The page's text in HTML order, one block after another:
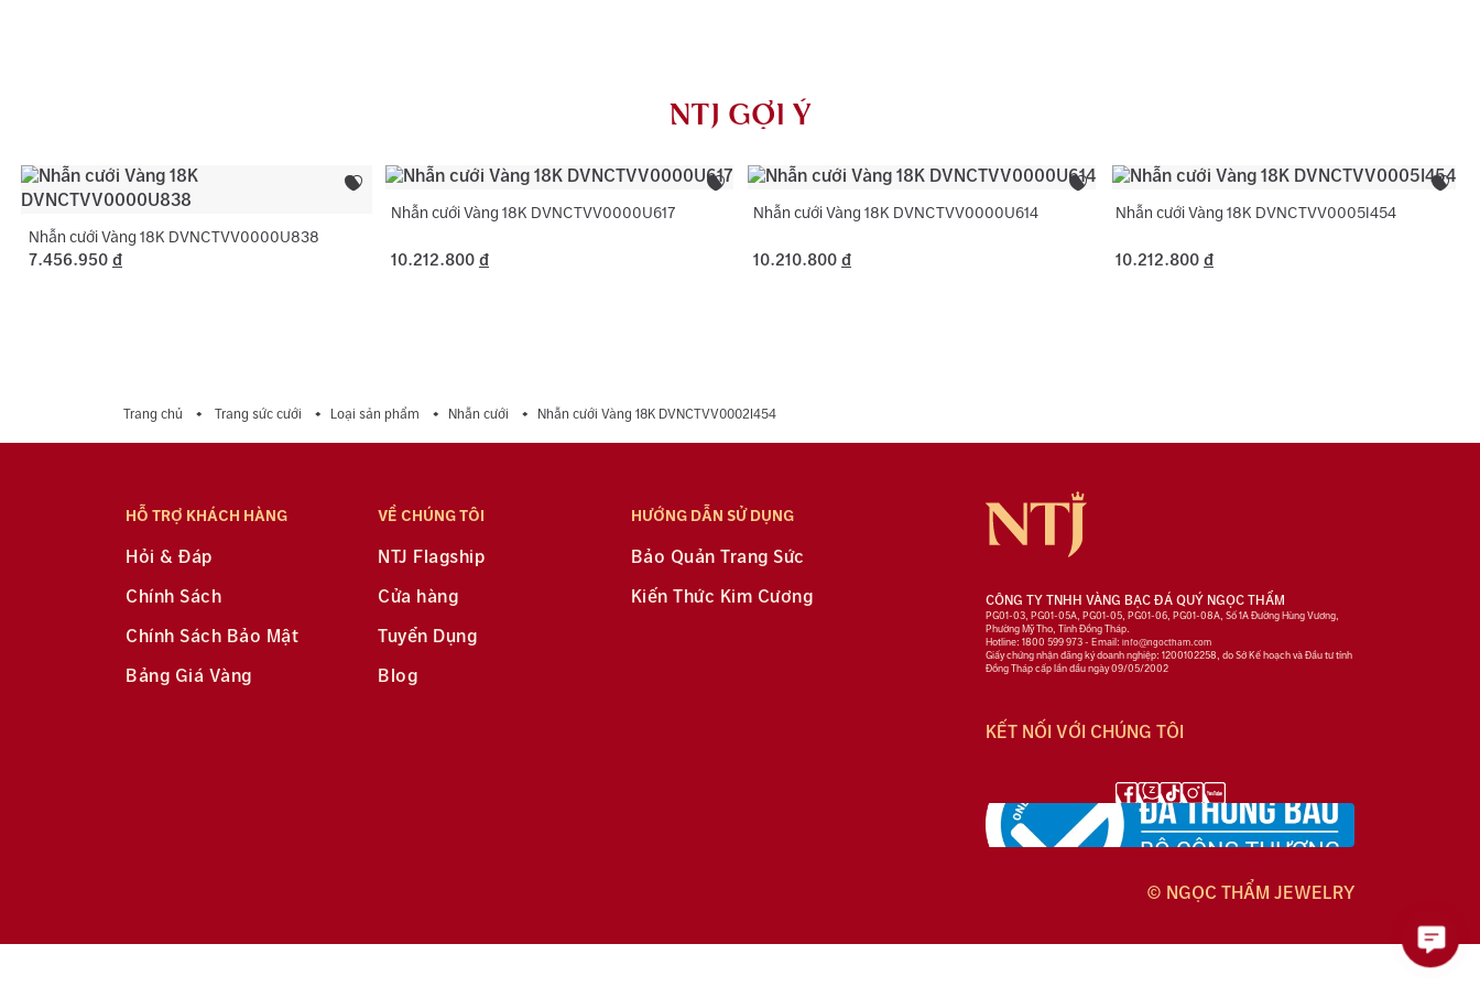
NTJ GỢI Ý
Nhẫn cưới Vàng 18K DVNCTVV0000U838
7.456.950 đ
Nhẫn cưới Vàng 18K DVNCTVV0000U617
10.212.800 đ
Nhẫn cưới Vàng 18K DVNCTVV0000U614
10.210.800 đ
Nhẫn cưới Vàng 18K DVNCTVV0005I454
10.212.800 đ
Trang chủ Trang sức cưới Loại sản phẩm Nhẫn cưới Nhẫn cưới Vàng 18K DVNCTVV0002I454
HỖ TRỢ KHÁCH HÀNG
Hỏi & Đáp
Chính Sách
Chính Sách Bảo Mật
Bảng Giá Vàng
VỀ CHÚNG TÔI
NTJ Flagship
Cửa hàng
Tuyển Dụng
Blog
HƯỚNG DẪN SỬ DỤNG
Bảo Quản Trang Sức
Kiến Thức Kim Cương
CÔNG TY TNHH VÀNG BẠC ĐÁ QUÝ NGỌC THẨM
PG01-03, PG01-05A, PG01-05, PG01-06, PG01-08A, Số 1A Đường Hùng Vương,
Phường Mỹ Tho, Tỉnh Đồng Tháp.
Hotline: 1800 599 973 - Email:info@ngoctham.com
Giấy chứng nhận đăng ký doanh nghiệp: 1200102258, do Sở Kế hoạch và Đầu tư tỉnh
Đồng Tháp cấp lần đầu ngày 09/05/2002
KẾT NỐI VỚI CHÚNG TÔI
© NGỌC THẨM JEWELRY